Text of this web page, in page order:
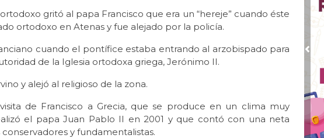
gritó al papa Francisco que era un “hereje” cuando éste
ortodoxo en Atenas y fue alejado por la policía.
cuando el pontífice estaba entrando al arzobispado para
de la Iglesia ortodoxa griega, Jerónimo II.
y alejó al religioso de la zona.
de Francisco a Grecia, que se produce en un clima muy
el papa Juan Pablo II en 2001 y que contó con una neta
y fundamentalistas.